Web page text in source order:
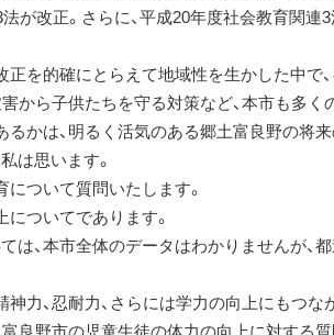
が改正。さらに、平成20年度社会教育関
正を的確にとらえて地域性を生かした中で
害から子供たちを守る対策など、本市も多く
るかは、明るく活気のある郷土富良野の将
は思います。
について質問いたします。
についてであります。
は、本市全体のデータはわかりませんが、
力、忍耐力、さらには学力の向上にもつな